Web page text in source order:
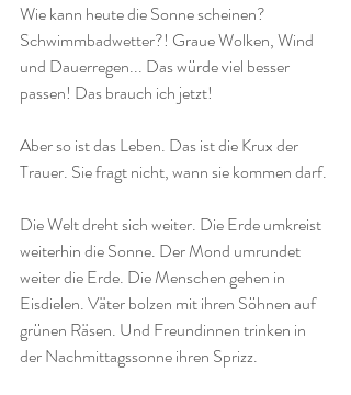
Wie kann heute die Sonne scheinen?
Schwimmbadwetter?! Graue Wolken, Wind
und Dauerregen... Das würde viel besser
passen! Das brauch ich jetzt!
Aber so ist das Leben. Das ist die Krux der
Trauer. Sie fragt nicht, wann sie kommen darf.
Die Welt dreht sich weiter. Die Erde umkreist
weiterhin die Sonne. Der Mond umrundet
weiter die Erde. Die Menschen gehen in
Eisdielen. Väter bolzen mit ihren Söhnen auf
grünen Räsen. Und Freundinnen trinken in
der Nachmittagssonne ihren Sprizz.